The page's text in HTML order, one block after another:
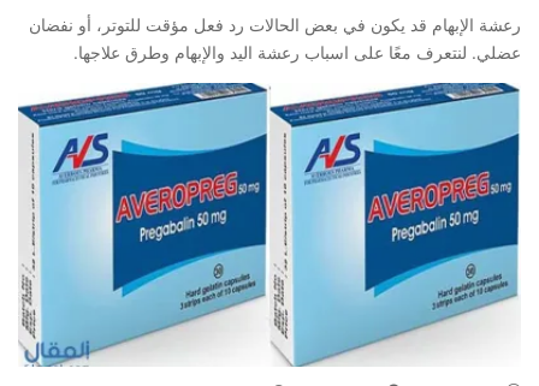
رعشة الإبهام قد يكون في بعض الحالات رد فعل مؤقت للتوتر، أو نفضان
عضلي. لنتعرف معًا على اسباب رعشة اليد والإبهام وطرق علاجها.